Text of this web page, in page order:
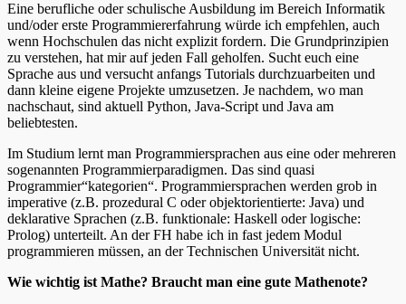
Eine berufliche oder schulische Ausbildung im Bereich Informatik
und/oder erste Programmiererfahrung würde ich empfehlen, auch
wenn Hochschulen das nicht explizit fordern. Die Grundprinzipien
zu verstehen, hat mir auf jeden Fall geholfen. Sucht euch eine
Sprache aus und versucht anfangs Tutorials durchzuarbeiten und
dann kleine eigene Projekte umzusetzen. Je nachdem, wo man
nachschaut, sind aktuell Python, Java-Script und Java am
beliebtesten.
Im Studium lernt man Programmiersprachen aus eine oder mehreren
sogenannten Programmierparadigmen. Das sind quasi
Programmier“kategorien“. Programmiersprachen werden grob in
imperative (z.B. prozedural C oder objektorientierte: Java) und
deklarative Sprachen (z.B. funktionale: Haskell oder logische:
Prolog) unterteilt. An der FH habe ich in fast jedem Modul
programmieren müssen, an der Technischen Universität nicht.
Wie wichtig ist Mathe? Braucht man eine gute Mathenote?